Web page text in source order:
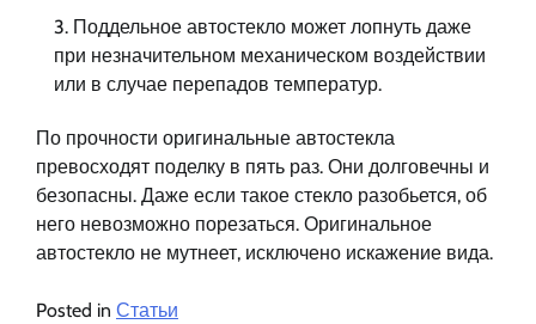
Поддельное автостекло может лопнуть даже
при незначительном механическом воздействии
или в случае перепадов температур.
По прочности оригинальные автостекла
превосходят поделку в пять раз. Они долговечны и
безопасны. Даже если такое стекло разобьется, об
него невозможно порезаться. Оригинальное
автостекло не мутнеет, исключено искажение вида.
Posted in Статьи